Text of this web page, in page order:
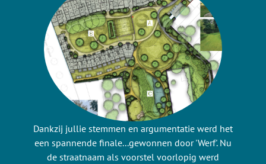
Dankzij jullie stemmen en argumentatie werd het
een spannende finale...gewonnen door 'Werf'. Nu
de straatnaam als voorstel voorlopig werd